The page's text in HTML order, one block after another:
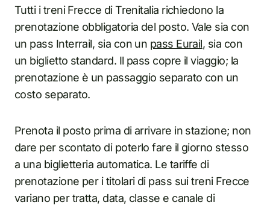
Tutti i treni Frecce di Trenitalia richiedono la
prenotazione obbligatoria del posto. Vale sia con
un pass Interrail, sia con un pass Eurail, sia con
un biglietto standard. Il pass copre il viaggio; la
prenotazione è un passaggio separato con un
costo separato.
Prenota il posto prima di arrivare in stazione; non
dare per scontato di poterlo fare il giorno stesso
a una biglietteria automatica. Le tariffe di
prenotazione per i titolari di pass sui treni Frecce
variano per tratta, data, classe e canale di